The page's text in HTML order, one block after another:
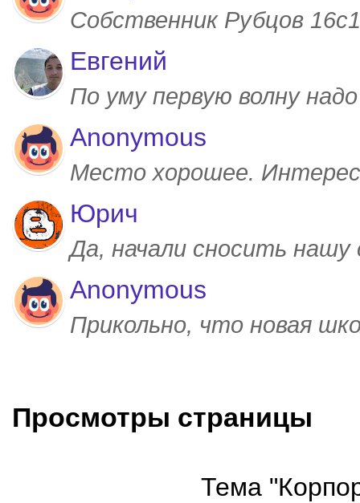
Собственник Рубцов
Евгений
По уму первую волну
Anonymous
Место хорошее.
Юрич
Да, начали сносить
Anonymous
Прикольно, что новая
Просмотры страницы
Тема